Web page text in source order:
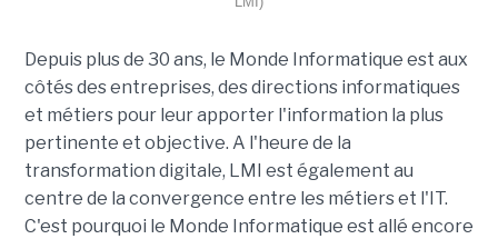
Depuis plus de 30 ans, le Monde Informatique est aux
côtés des entreprises, des directions informatiques
et métiers pour leur apporter l'information la plus
pertinente et objective. A l'heure de la
transformation digitale, LMI est également au
centre de la convergence entre les métiers et l'IT.
C'est pourquoi le Monde Informatique est allé encore